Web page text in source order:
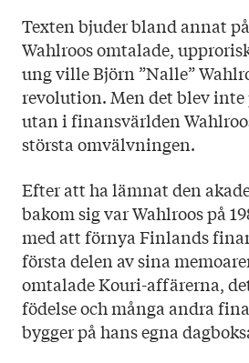
Texten bjuder bland annat
Wahlroos omtalade,
ung ville Björn ”Nalle”
revolution. Men det blev
utan i finansvärlden
största omvälvningen.
Efter att ha lämnat den
bakom sig var Wahlroos på
med att förnya Finlands
första delen av sina
omtalade Kouri-affärerna,
födelse och många andra
bygger på hans egna